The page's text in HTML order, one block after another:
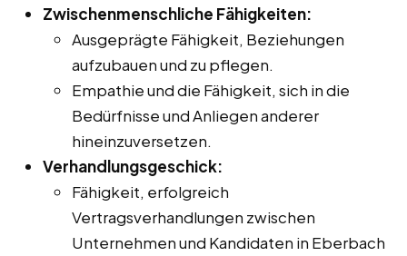
Zwischenmenschliche Fähigkeiten:
Ausgeprägte Fähigkeit, Beziehungen
aufzubauen und zu pflegen.
Empathie und die Fähigkeit, sich in die
Bedürfnisse und Anliegen anderer
hineinzuversetzen.
Verhandlungsgeschick:
Fähigkeit, erfolgreich
Vertragsverhandlungen zwischen
Unternehmen und Kandidaten in Eberbach